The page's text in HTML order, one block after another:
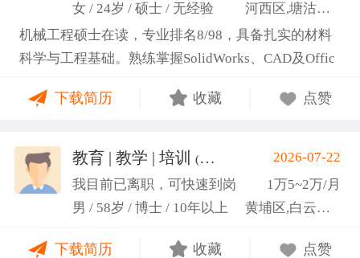
女 / 24岁 / 硕士 / 无经验
河西区,塘沽区,东丽区
机械工程硕士在读，专业排名8/98，具备扎实的材料
科学与工程基础。熟练掌握SolidWorks、CAD及Offic
2项天津市科研项目，擅长实验设计与数据分析;曾带
优秀的团队协作与沟通协调能力，责任心强，渴望将
科研严谨性融入实践工作中
下载简历 收藏 点赞
教育 | 教学 | 培训 (汤山文)
2026-07-22
我目前已离职，可快速到岗
1万5~2万/月
男 / 58岁 / 博士 / 10年以上
黄埔区,白云区,增城市
下载简历 收藏 点赞